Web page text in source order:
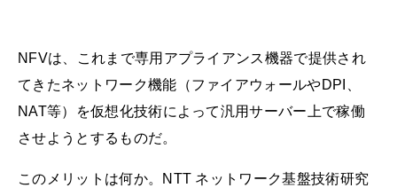
NFVは、これまで専用アプライアンス機器で提供され
てきたネットワーク機能（ファイアウォールやDPI、
NAT等）を仮想化技術によって汎用サーバー上で稼働
させようとするものだ。
このメリットは何か。NTT ネットワーク基盤技術研究